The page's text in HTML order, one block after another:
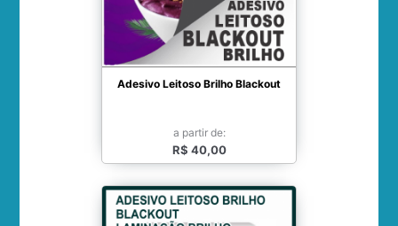
Adesivo Leitoso Brilho Blackout
a partir de:
R$ 40,00